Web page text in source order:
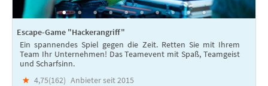
Escape-Game "Hackerangriff"
Ein spannendes Spiel gegen die Zeit. Retten Sie mit Ihrem
Team Ihr Unternehmen! Das Teamevent mit Spaß, Teamgeist
und Scharfsinn.
★ 4,75(162) Anbieter seit 2015